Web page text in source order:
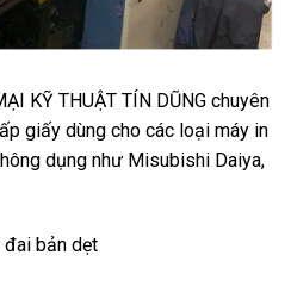
KỸ THUẬT TÍN DŨNG chuyên
giấy dùng cho các loại máy in
dụng như Misubishi Daiya,
đai bản dẹt